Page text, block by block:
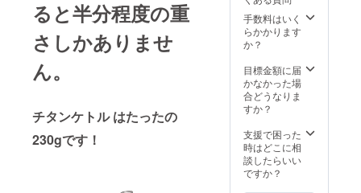
ると半分程度の重
さしかありませ
ん。
チタンケトル はたったの
230gです！
が遅れ
る場合
があり
ます
手数料はいく
らかかります
か？
目標金額に届
かなかった場
合どうなりま
すか？
支援で困った
時はどこに相
談したらいい
ですか？